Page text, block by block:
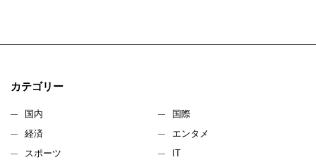
カテゴリー
国内
国際
経済
エンタメ
スポーツ
IT